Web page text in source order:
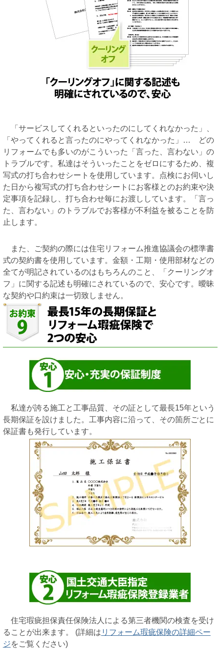
「サービスしてくれるといったのにしてくれなかった」、
「やってくれると言ったのにやってくれなかった」… どの
リフォームでも多いのがこういった「言った、言わない」の
トラブルです。私達はそういったことをゼロにするため、複
写式の打ち合わせシートを使用しています。点検にお伺いし
た日から複写式の打ち合わせシートにお客様とのお約束や決
定事項を記録し、打ち合わせ毎にお渡ししています。「言っ
た、言わない」のトラブルでお客様が不利益を被ることを防
止します。
また、ご契約の際には住宅リフォーム推進協議会の標準書
式の契約書を使用しています。金額・工期・使用部材などの
全てが明記されているのはもちろんのこと、「クーリングオ
フ」に関する記述も明確にされているので、安心です。曖昧
な契約や口約束は一切致しません。
私達が誇る施工と工事品質、その証として最長15年という
長期保証を設けました。工事内容に沿って、その箇所ごとに
保証書も発行しています。
住宅瑕疵担保責任保険法人による第三者機関の検査を受け
ることが出来ます。 (詳細は リフォーム瑕疵保険の詳細ペー
ジをご覧ください)